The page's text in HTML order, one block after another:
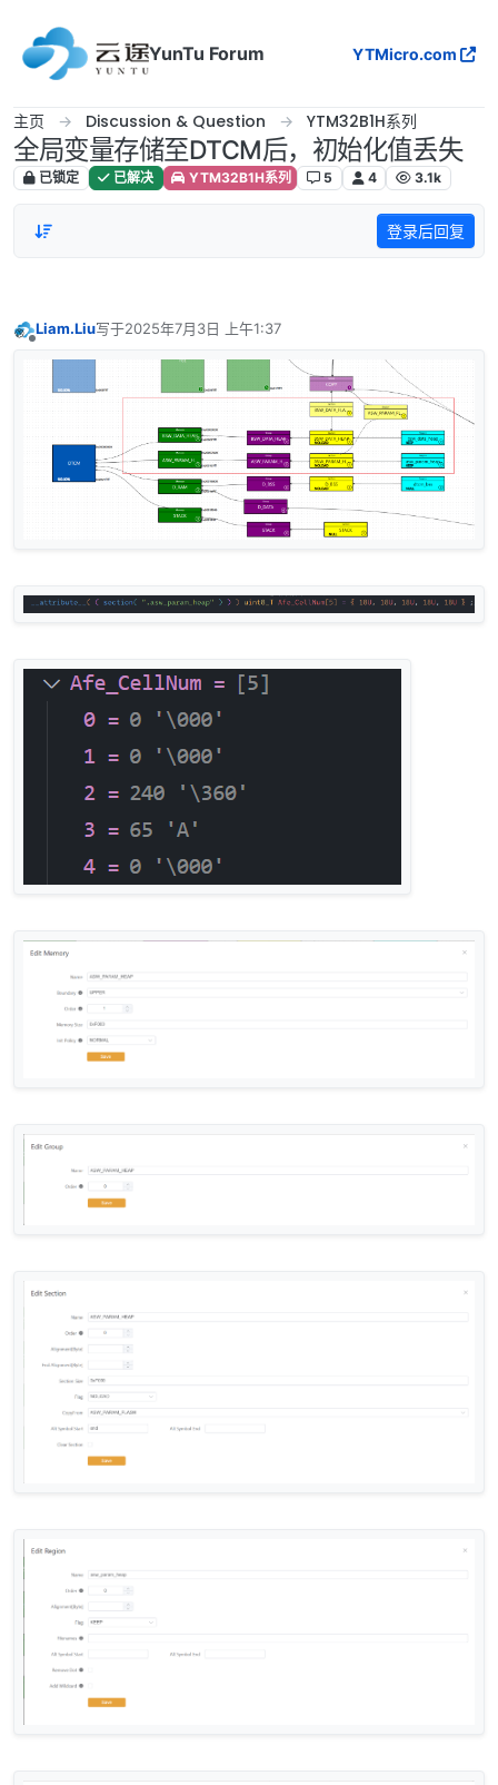
YunTu Forum
YTMicro.com
主页 Discussion & Question YTM32B1H系列
全局变量存储至DTCM后，初始化值丢失
已锁定 已解决 YTM32B1H系列 5 4 3.1k
登录后回复
Liam.Liu写于2025年7月3日 上午1:37
最后由 编辑